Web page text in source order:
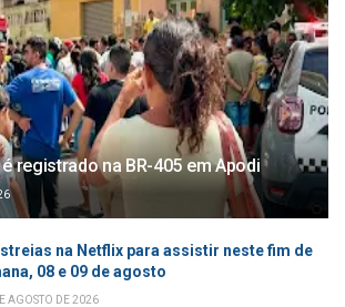
registrado na BR-405 em Apodi
na Netflix para assistir neste fim de
08 e 09 de agosto
AGOSTO DE 2026